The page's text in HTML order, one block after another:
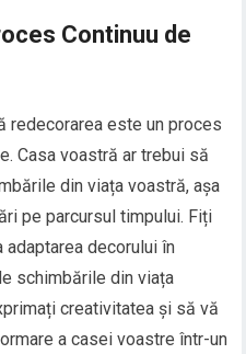
Continuu de
redecorarea este un proces
Casa voastră ar trebui să
din viața voastră, așa
pe parcursul timpului. Fiți
decorului în
schimbările din viața
creativitatea și să vă
a casei voastre într-un